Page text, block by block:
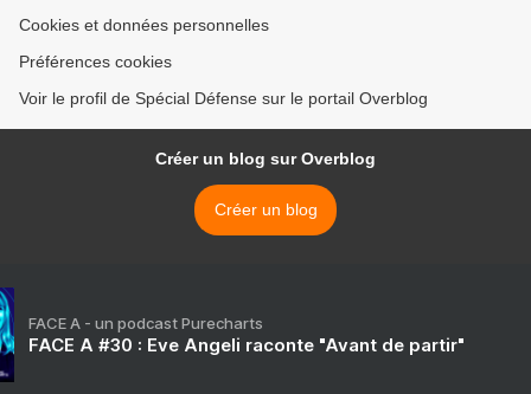
Cookies et données personnelles
Préférences cookies
Voir le profil de Spécial Défense sur le portail Overblog
Créer un blog sur Overblog
Créer un blog
FACE A - un podcast Purecharts
FACE A #30 : Eve Angeli raconte "Avant de partir"